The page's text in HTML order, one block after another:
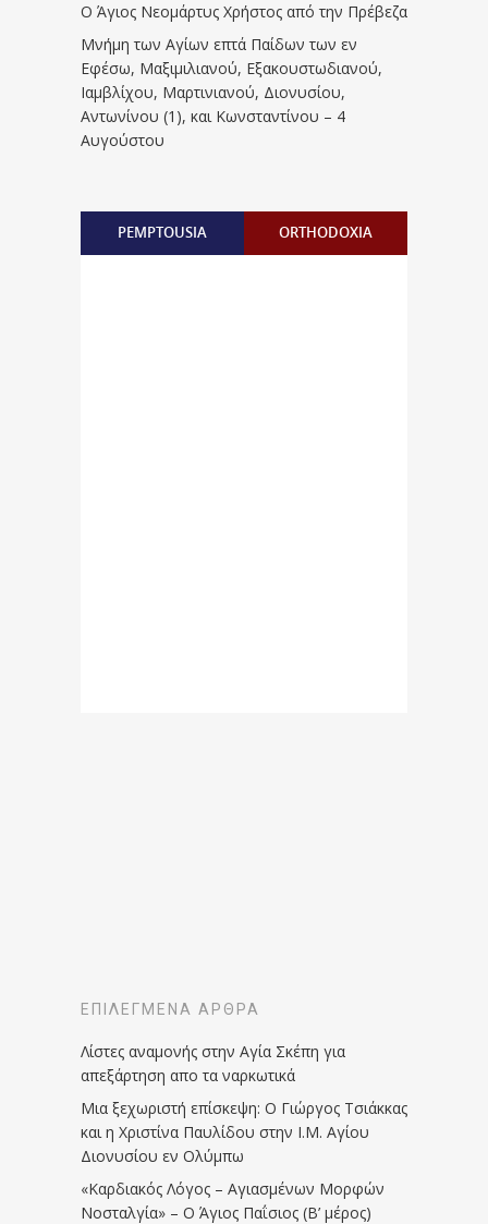
Ο Άγιος Νεομάρτυς Χρήστος από την Πρέβεζα
Μνήμη των Aγίων επτά Παίδων των εν
Eφέσω, Mαξιμιλιανού, Eξακουστωδιανού,
Iαμβλίχου, Mαρτινιανού, Διονυσίου,
Aντωνίνου (1), και Kωνσταντίνου – 4
Αυγούστου
PEMPTOUSIA ORTHODOXIA
ΕΠΙΛΕΓΜΈΝΑ ΆΡΘΡΑ
Λίστες αναμονής στην Αγία Σκέπη για
απεξάρτηση απο τα ναρκωτικά
Μια ξεχωριστή επίσκεψη: Ο Γιώργος Τσιάκκας
και η Χριστίνα Παυλίδου στην Ι.Μ. Αγίου
Διονυσίου εν Ολύμπω
«Καρδιακός Λόγος – Αγιασμένων Μορφών
Νοσταλγία» – Ο Άγιος Παΐσιος (Β’ μέρος)